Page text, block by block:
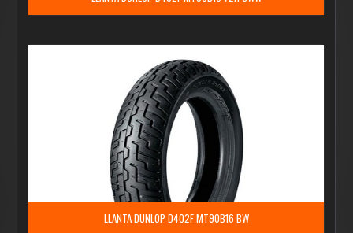
LLANTA DUNLOP D402F MT90B16 BW